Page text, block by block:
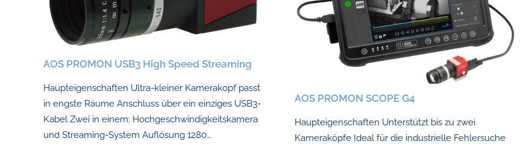
AOS PROMON USB3 High Speed Streaming
Haupteigenschaften Ultra-kleiner Kamerakopf passt
in engste Räume Anschluss über ein einziges USB3-
Kabel Zwei in einem: Hochgeschwindigkeitskamera
und Streaming-System Auflösung 1280…
AOS PROMON SCOPE G4
Haupteigenschaften Unterstützt bis zu zwei
Kameraköpfe Ideal für die industrielle Fehlersuche